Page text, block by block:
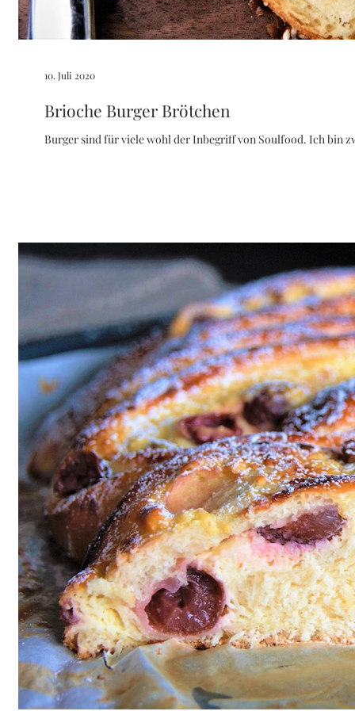
Brioche Burger Brötchen
Burger sind für viele wohl der Inbegriff von Soulfood. Ich bin
10. Juli 2020